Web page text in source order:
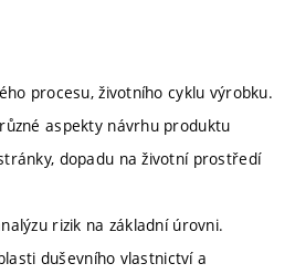
procesu, životního cyklu výrobku.
aspekty návrhu produktu
dopadu na životní prostředí
rizik na základní úrovni.
duševního vlastnictví a